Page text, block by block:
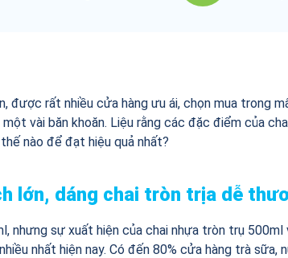
được rất nhiều cửa hàng ưu ái, chọn mua trong
vài băn khoăn. Liệu rằng các đặc điểm của
nào để đạt hiệu quả nhất?
lớn, dáng chai tròn trịa dễ
nhưng sự xuất hiện của chai nhựa tròn trụ 500ml
nhất hiện nay. Có đến 80% cửa hàng trà sữa,